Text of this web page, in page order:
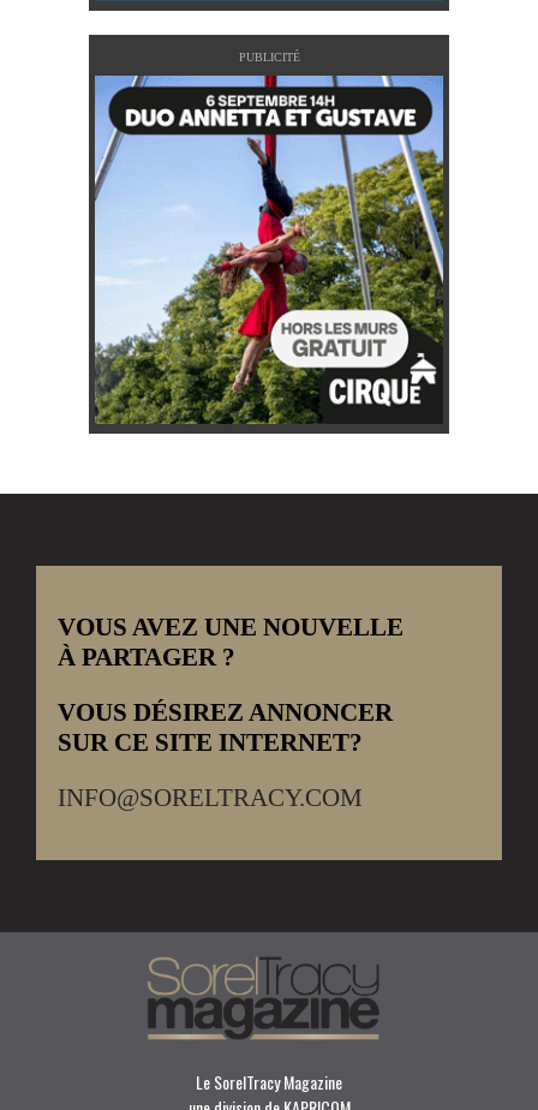
PUBLICITÉ
VOUS AVEZ UNE NOUVELLE
À PARTAGER ?
VOUS DÉSIREZ ANNONCER
SUR CE SITE INTERNET?
INFO@SORELTRACY.COM
Le SorelTracy Magazine